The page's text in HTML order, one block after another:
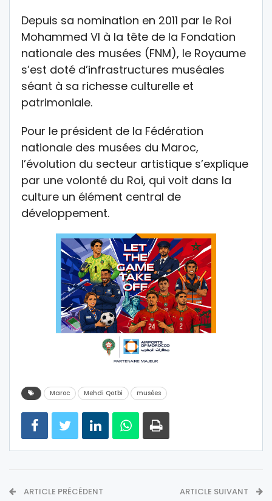
Depuis sa nomination en 2011 par le Roi
Mohammed VI à la tête de la Fondation
nationale des musées (FNM), le Royaume
s’est doté d’infrastructures muséales
séant à sa richesse culturelle et
patrimoniale.
Pour le président de la Fédération
nationale des musées du Maroc,
l’évolution du secteur artistique s’explique
par une volonté du Roi, qui voit dans la
culture un élément central de
développement.
Maroc Mehdi Qotbi musées
ARTICLE PRÉCÉDENT ARTICLE SUIVANT